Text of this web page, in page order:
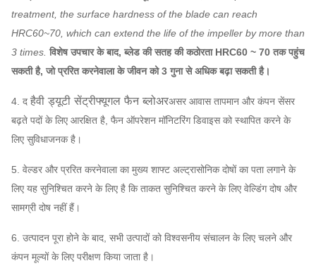
स्पेशल इलेक्ट्रिकल मोटर, सिस्टम मॉनिटरिंग
इंस्ट्रूमेंट, ल्यूब सिस्टम, ओवरहेड ल्यूब टैंक आदि।
treatment, the surface hardness of the blade can reach
HRC60~70, which can extend the life of the impeller by more than
3 times. विशेष उपचार के बाद, ब्लेड की सतह की कठोरता HRC60 ~ 70 तक पहुंच
सकती है, जो प्ररित करनेवाला के जीवन को 3 गुना से अधिक बढ़ा सकती है।
4. द हैवी ड्यूटी सेंट्रीफ्यूगल फैन ब्लोअरअसर आवास तापमान और कंपन सेंसर
बढ़ते पदों के लिए आरक्षित है, फैन ऑपरेशन मॉनिटरिंग डिवाइस को स्थापित करने के
लिए सुविधाजनक है।
5. वेल्डर और प्ररित करनेवाला का मुख्य शाफ्ट अल्ट्रासोनिक दोषों का पता लगाने के
लिए यह सुनिश्चित करने के लिए है कि ताकत सुनिश्चित करने के लिए वेल्डिंग दोष और
सामग्री दोष नहीं हैं।
6. उत्पादन पूरा होने के बाद, सभी उत्पादों को विश्वसनीय संचालन के लिए चलने और
कंपन मूल्यों के लिए परीक्षण किया जाता है।